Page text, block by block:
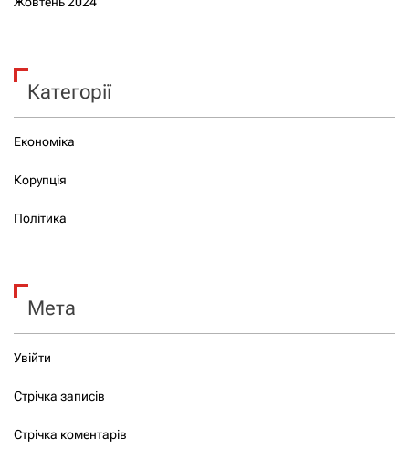
Категорії
Економіка
Корупція
Політика
Мета
Увійти
Стрічка записів
Стрічка коментарів